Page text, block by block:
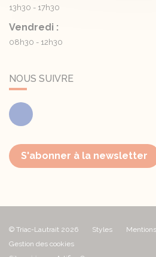
13h30 - 17h30
Vendredi :
08h30 - 12h30
NOUS SUIVRE
Facebook
S'abonner à la newsletter
© Triac-Lautrait 2026 Styles
Gestion des cookies